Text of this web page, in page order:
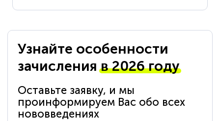
Узнайте особенности
зачисленияв 2026 году
Оставьте заявку, и мы
проинформируем Вас обо всех
нововведениях